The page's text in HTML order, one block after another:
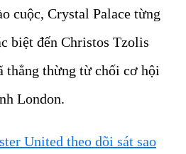
cuộc, Crystal Palace từng
biệt đến Christos Tzolis
thẳng thừng từ chối cơ hội
London.
United theo dõi sát sao